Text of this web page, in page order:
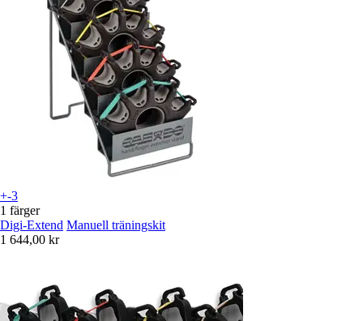
+-3
1 färger
Digi-Extend Manuell träningskit
1 644,00 kr